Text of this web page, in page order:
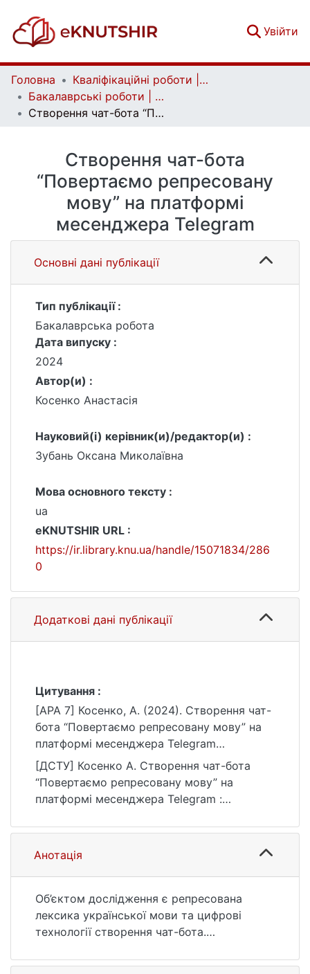
Увійти
Головна
Кваліфікаційні роботи | Qualifying works
Бакалаврські роботи | Bachelor theses
Створення чат-бота “Повертаємо репресовану мову” на платформі месенджера Telegram
Створення чат-бота
“Повертаємо репресовану
мову” на платформі
месенджера Telegram
Основні дані публікації
Тип публікації :
Бакалаврська робота
Дата випуску :
2024
Автор(и) :
Косенко Анастасія
Науковий(і) керівник(и)/редактор(и) :
Зубань Оксана Миколаївна
Мова основного тексту :
ua
eKNUTSHIR URL :
https://ir.library.knu.ua/handle/15071834/286
0
Додаткові дані публікації
Цитування :
[APA 7] Косенко, А. (2024). Створення чат-
бота “Повертаємо репресовану мову” на
платформі месенджера Telegram
[Бакалаврська робота, Київський
національний університет імені Тараса
Шевченка]. eKNUTSHIR.
https://ir.library.knu.ua/handle/15071834/286
0
[ДСТУ] Косенко А. Створення чат-бота
“Повертаємо репресовану мову” на
платформі месенджера Telegram :
Філологія / наук. кер. О. М. Зубань. Київ,
2024. 62 с. URL:
https://ir.library.knu.ua/handle/15071834/286
Анотація
Об’єктом дослідження є репресована
лексика української мови та цифрові
технології створення чат-бота.
цифрового текстового контенту діалогової